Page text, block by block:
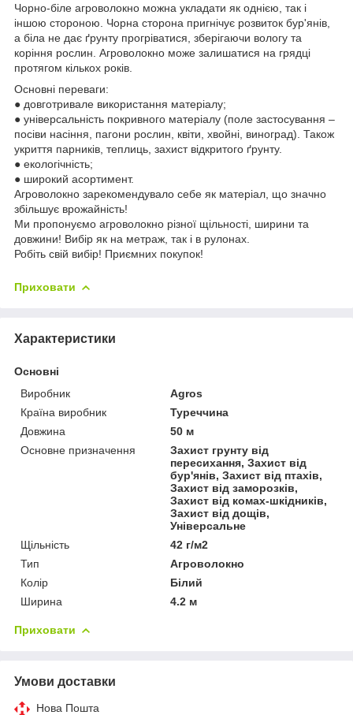
Чорно-біле агроволокно можна укладати як однією, так і
іншою стороною. Чорна сторона пригнічує розвиток бур'янів,
а біла не дає ґрунту прогріватися, зберігаючи вологу та
коріння рослин. Агроволокно може залишатися на грядці
протягом кількох років.
Основні переваги:
● довготривале використання матеріалу;
● універсальність покривного матеріалу (поле застосування –
посіви насіння, пагони рослин, квіти, хвойні, виноград). Також
укриття парників, теплиць, захист відкритого ґрунту.
● екологічність;
● широкий асортимент.
Агроволокно зарекомендувало себе як матеріал, що значно
збільшує врожайність!
Ми пропонуємо агроволокно різної щільності, ширини та
довжини! Вибір як на метраж, так і в рулонах.
Робіть свій вибір! Приємних покупок!
Приховати
Характеристики
Основні
Виробник
Agros
Країна виробник
Туреччина
Довжина
50 м
Основне призначення
Захист грунту від
пересихання, Захист від
бур'янів, Захист від птахів,
Захист від заморозків,
Захист від комах-шкідників,
Захист від дощів,
Універсальне
Щільність
42 г/м2
Тип
Агроволокно
Колір
Білий
Ширина
4.2 м
Приховати
Умови доставки
Нова Пошта